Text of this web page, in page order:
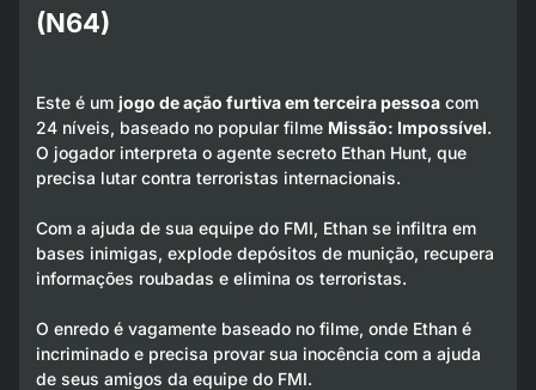
(N64)
Este é um jogo de ação furtiva em terceira pessoacom
24 níveis, baseado no popular filme Missão: Impossível.
O jogador interpreta o agente secreto Ethan Hunt, que
precisa lutar contra terroristas internacionais.
Com a ajuda de sua equipe do FMI, Ethan se infiltra em
bases inimigas, explode depósitos de munição, recupera
informações roubadas e elimina os terroristas.
O enredo é vagamente baseado no filme, onde Ethan é
incriminado e precisa provar sua inocência com a ajuda
de seus amigos da equipe do FMI.